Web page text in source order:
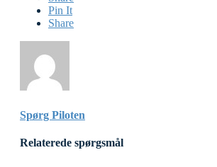
Pin It
Share
Spørg Piloten
Relaterede spørgsmål